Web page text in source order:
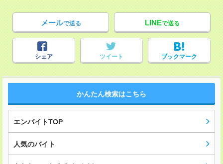
メールで送る LINEで送る
シェア ツイート ブックマーク
かんたん検索はこちら
エンバイトTOP
人気のバイト